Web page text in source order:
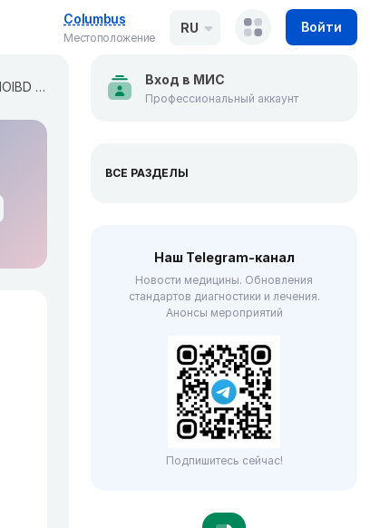
Columbus
Местоположение
RU Войти
IOIBD опубликовала STRIDE-II (декабрь 2020) Вход в МИС
Профессиональный аккаунт
ВСЕ РАЗДЕЛЫ
Наш Telegram-канал
Новости медицины. Обновления
стандартов диагностики и лечения.
Анонсы мероприятий
Подпишитесь сейчас!